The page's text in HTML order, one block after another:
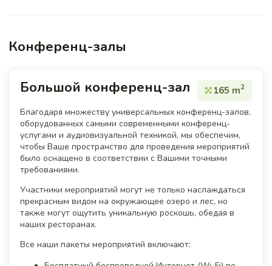
Конференц-залы
Большой конференц-зал 165 m2
Благодаря множеству универсальных конференц-залов,
оборудованных самыми современными конференц-
услугами и аудиовизуальной техникой, мы обеспечим,
чтобы Ваше пространство для проведения мероприятий
было оснащено в соответствии с Вашими точными
требованиями.
Участники мероприятий могут не только наслаждаться
прекрасным видом на окружающее озеро и лес, но
также могут ощутить уникальную роскошь, обедая в
наших ресторанах.
Все наши пакеты мероприятий включают: